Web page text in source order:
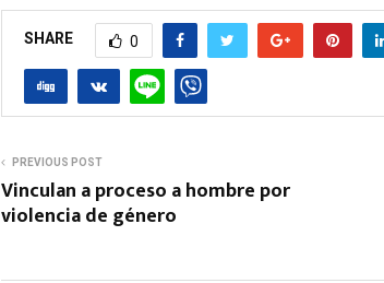
SHARE 0
PREVIOUS POST
Vinculan a proceso a hombre por
violencia de género